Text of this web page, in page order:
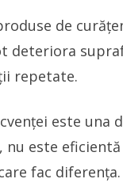
de
deteriora
repetate.
este una
nu este
fac diferența.